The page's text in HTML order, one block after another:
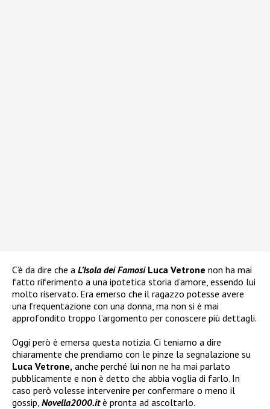
C’è da dire che a L’Isola dei Famosi Luca Vetrone non ha mai
fatto riferimento a una ipotetica storia d’amore, essendo lui
molto riservato. Era emerso che il ragazzo potesse avere
una frequentazione con una donna, ma non si è mai
approfondito troppo l’argomento per conoscere più dettagli.
Oggi però è emersa questa notizia. Ci teniamo a dire
chiaramente che prendiamo con le pinze la segnalazione su
Luca Vetrone, anche perché lui non ne ha mai parlato
pubblicamente e non è detto che abbia voglia di farlo. In
caso però volesse intervenire per confermare o meno il
gossip, Novella2000.itè pronta ad ascoltarlo.